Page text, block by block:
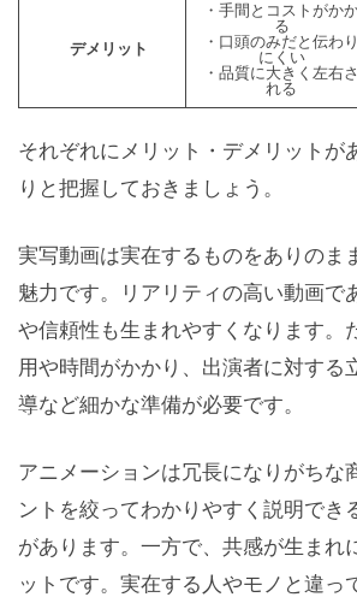
デメリット
・手間とコストがか
る
・口頭のみだと伝わり
にくい
・品質に大きく左右さ
れる
それぞれにメリット・デメリットが
りと把握しておきましょう。
実写動画は実在するものをありのま
魅力です。リアリティの高い動画で
や信頼性も生まれやすくなります。
用や時間がかかり、出演者に対する
導など細かな準備が必要です。
アニメーションは冗長になりがちな
ントを絞ってわかりやすく説明でき
があります。一方で、共感が生まれ
ットです。実在する人やモノと違っ